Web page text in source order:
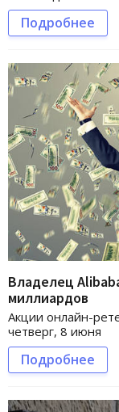
Подробнее
Владелец
миллиардов
Акции онлайн-
четверг, 8 июня
Подробнее